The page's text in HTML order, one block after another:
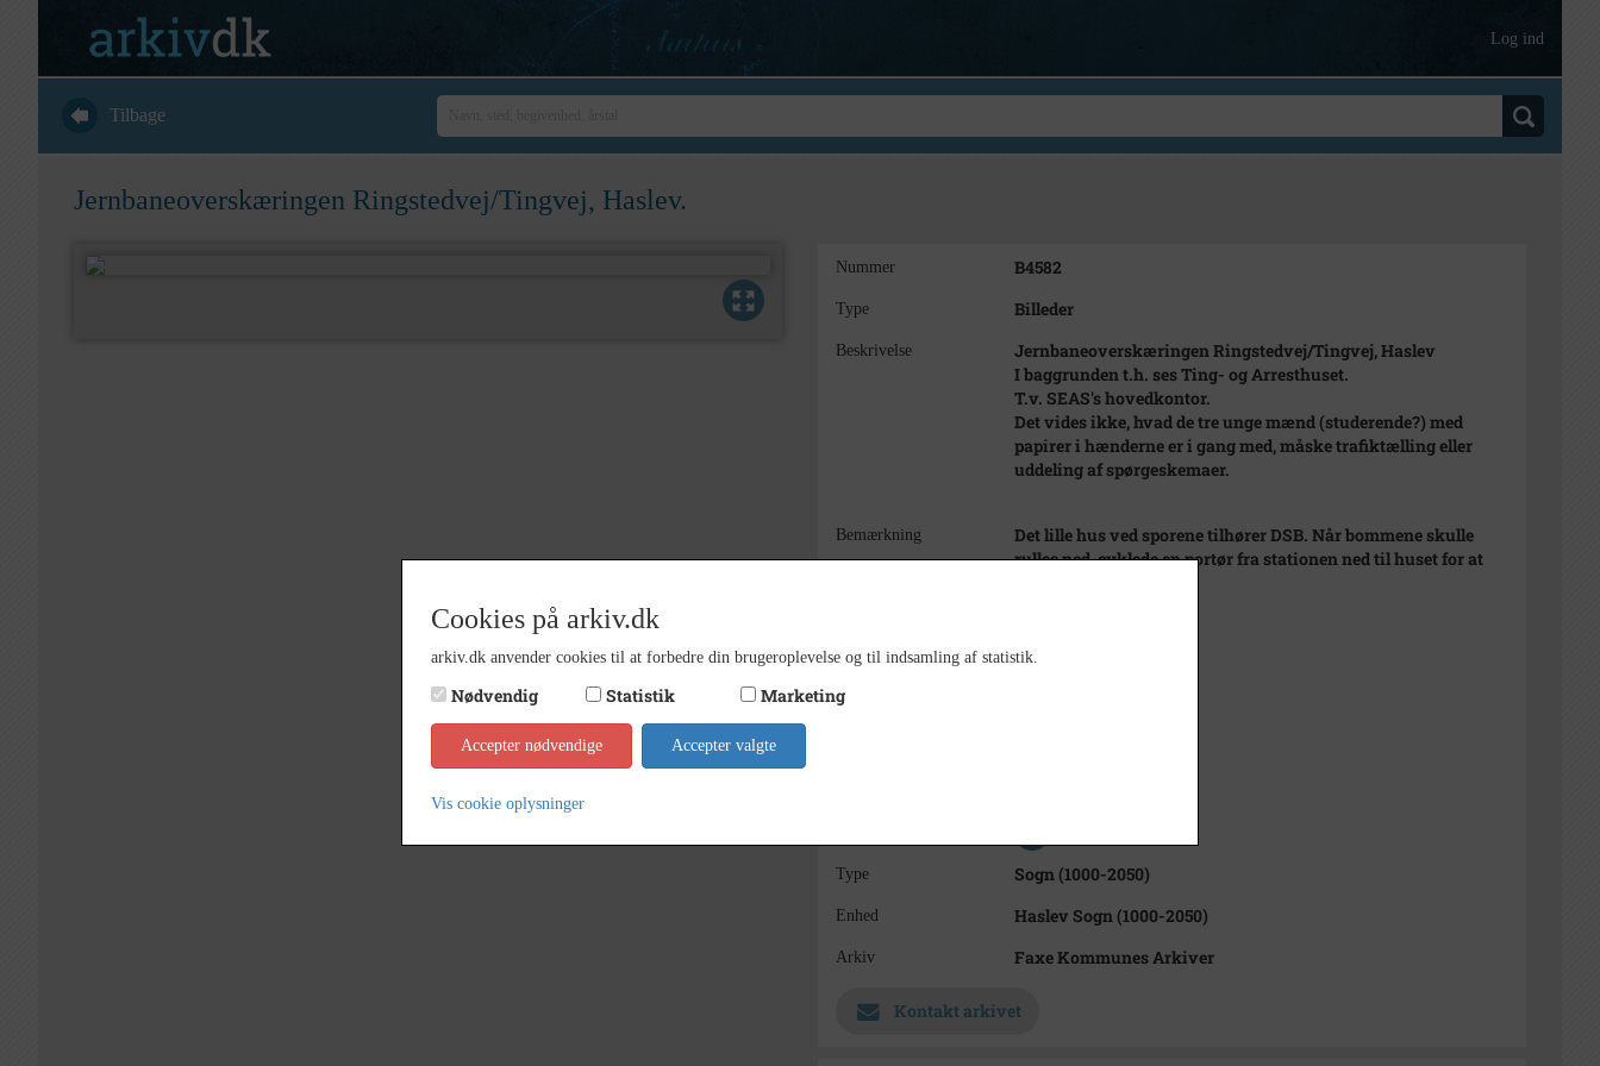
Log ind
Tilbage
Jernbaneoverskæringen Ringstedvej/Tingvej, Haslev.
Nummer B4582
Type Billeder
Beskrivelse
Jernbaneoverskæringen Ringstedvej/Tingvej, Haslev
I baggrunden t.h. ses Ting- og Arresthuset.
T.v. SEAS's hovedkontor.
Det vides ikke, hvad de tre unge mænd (studerende?) med
papirer i hænderne er i gang med, måske trafiktælling eller
uddeling af spørgeskemaer.
Bemærkning
Det lille hus ved sporene tilhører DSB. Når bommene skulle
rulles ned, cyklede en portør fra stationen ned til huset for at
Dateringsnote 1955-1970
Fotograf
Type Sogn (1000-2050)
Enhed Haslev Sogn (1000-2050)
Arkiv Faxe Kommunes Arkiver
Kontakt arkivet
Cookies på arkiv.dk
arkiv.dk anvender cookies til at forbedre din brugeroplevelse og til indsamling af statistik.
Nødvendig Statistik Marketing
Accepter nødvendige Accepter valgte
Vis cookie oplysninger